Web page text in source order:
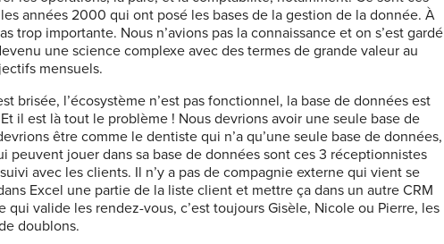
années 2000 qui ont posé les bases de la gestion de la donnée. À
trop importante. Nous n’avions pas la connaissance et on s’est gardé
une science complexe avec des termes de grande valeur au
mensuels.
brisée, l’écosystème n’est pas fonctionnel, la base de données est
il est là tout le problème ! Nous devrions avoir une seule base de
être comme le dentiste qui n’a qu’une seule base de données,
peuvent jouer dans sa base de données sont ces 3 réceptionnistes
avec les clients. Il n’y a pas de compagnie externe qui vient se
Excel une partie de la liste client et mettre ça dans un autre CRM
qui valide les rendez-vous, c’est toujours Gisèle, Nicole ou Pierre, les
doublons.